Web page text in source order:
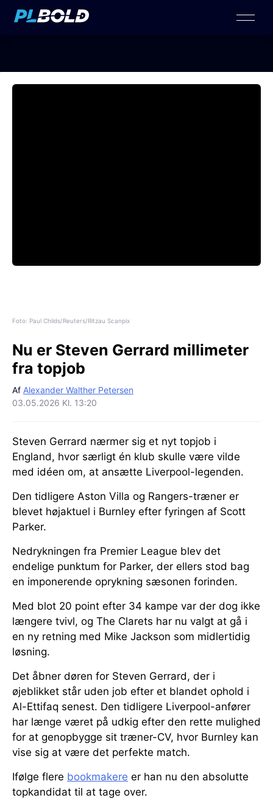
Foto: Paul Childs/Reuters/Ritzau Scanpix
Nu er Steven Gerrard millimeter
fra topjob
Af Alexander Walther Petersen
03.05.2026 Kl. 13:20
Steven Gerrard nærmer sig et nyt topjob i
England, hvor særligt én klub skulle være vilde
med idéen om, at ansætte Liverpool-legenden.
Den tidligere Aston Villa og Rangers-træner er
blevet højaktuel i Burnley efter fyringen af Scott
Parker.
Nedrykningen fra Premier League blev det
endelige punktum for Parker, der ellers stod bag
en imponerende oprykning sæsonen forinden.
Med blot 20 point efter 34 kampe var der dog ikke
længere tvivl, og The Clarets har nu valgt at gå i
en ny retning med Mike Jackson som midlertidig
løsning.
Det åbner døren for Steven Gerrard, der i
øjeblikket står uden job efter et blandet ophold i
Al-Ettifaq senest. Den tidligere Liverpool-anfører
har længe været på udkig efter den rette mulighed
for at genopbygge sit træner-CV, hvor Burnley kan
vise sig at være det perfekte match.
Ifølge flere bookmakere er han nu den absolutte
topkandidat til at tage over.